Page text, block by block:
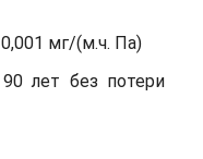
мг/(м.ч. Па)
лет без потери